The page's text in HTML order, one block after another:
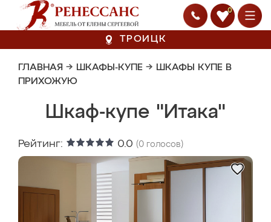
0
ТРОИЦК
ГЛАВНАЯ → ШКАФЫ-КУПЕ → ШКАФЫ КУПЕ В
ПРИХОЖУЮ
Шкаф-купе "Итака"
Рейтинг: 0.0 (0 голосов)